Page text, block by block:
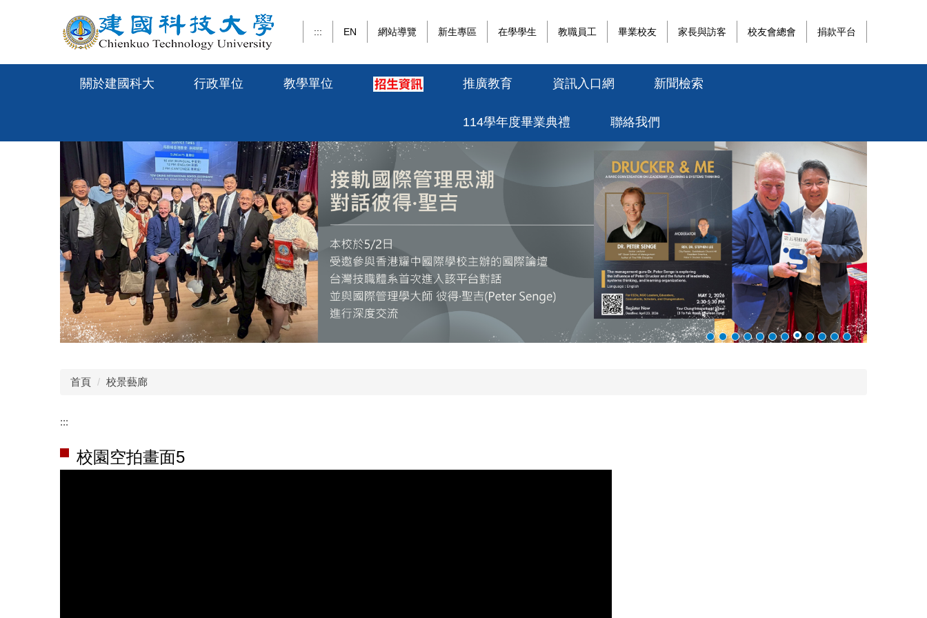
::: EN 網站導覽 新生專區 在學學生 教職員工 畢業校友 家長與訪客 校友會總會 捐款平台
關於建國科大 行政單位 教學單位 推廣教育 資訊入口網 新聞檢索
114學年度畢業典禮 聯絡我們
首頁 校景藝廊
:::
校園空拍畫面5